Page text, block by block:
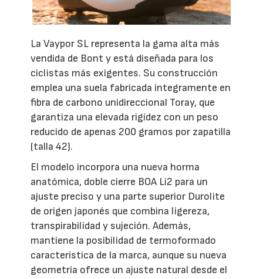
La Vaypor SL representa la gama alta más
vendida de Bont y está diseñada para los
ciclistas más exigentes. Su construcción
emplea una suela fabricada íntegramente en
fibra de carbono unidireccional Toray, que
garantiza una elevada rigidez con un peso
reducido de apenas 200 gramos por zapatilla
(talla 42).
El modelo incorpora una nueva horma
anatómica, doble cierre BOA Li2 para un
ajuste preciso y una parte superior Durolite
de origen japonés que combina ligereza,
transpirabilidad y sujeción. Además,
mantiene la posibilidad de termoformado
característica de la marca, aunque su nueva
geometría ofrece un ajuste natural desde el